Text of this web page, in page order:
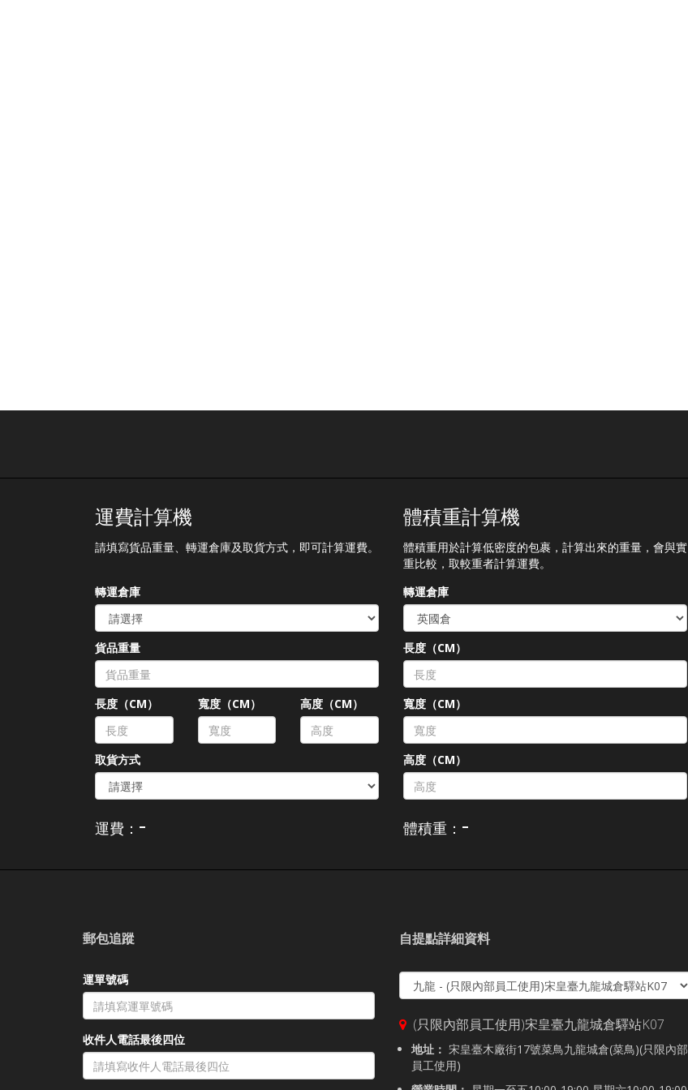
運費計算機
請填寫貨品重量、轉運倉庫及取貨方式，即可計算運費。
轉運倉庫
貨品重量
長度（CM） 寬度（CM） 高度（CM）
取貨方式
運費： -
體積重計算機
體積重用於計算低密度的包裹，計算出來的重量，會與實
重比較，取較重者計算運費。
轉運倉庫
長度（CM）
寬度（CM）
高度（CM）
體積重： -
郵包追蹤
運單號碼
收件人電話最後四位
自提點詳細資料
(只限內部員工使用)宋皇臺九龍城倉驛站K07
地址： 宋皇臺木廠街17號菜鳥九龍城倉(菜鳥)(只限內部
員工使用)